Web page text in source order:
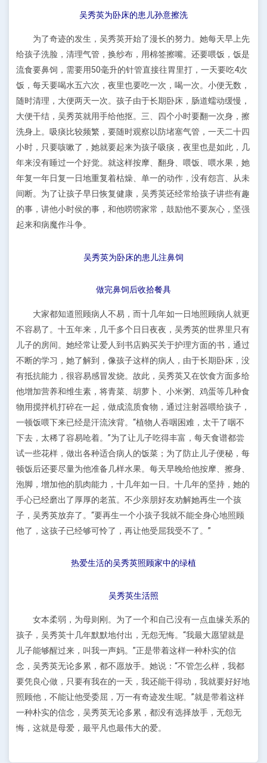
吴秀英为卧床的患儿孙意擦洗
为了奇迹的发生，吴秀英开始了漫长的努力。她每天早上先
给孩子洗脸，清理气管，换纱布，用棉签擦嘴。还要喂饭，饭是
流食要鼻饲，需要用50毫升的针管直接往胃里打，一天要吃4次
饭，每天要喝水五六次，夜里也要吃一次，喝一次。小便无数，
随时清理，大便两天一次。孩子由于长期卧床，肠道蠕动缓慢，
大便干结，吴秀英就用手给他抠。三、四个小时要翻一次身，擦
洗身上。吸痰比较频繁，要随时观察以防堵塞气管，一天二十四
小时，只要咳嗽了，她就要起来为孩子吸痰，夜里也是如此，几
年来没有睡过一个好觉。就这样按摩、翻身、喂饭、喂水果，她
年复一年日复一日地重复着枯燥、单一的动作，没有怨言、从未
间断。为了让孩子早日恢复健康，吴秀英还经常给孩子讲些有趣
的事，讲他小时侯的事，和他唠唠家常，鼓励他不要灰心，坚强
起来和病魔作斗争。
吴秀英为卧床的患儿注鼻饲
做完鼻饲后收拾餐具
大家都知道照顾病人不易，而十几年如一日地照顾病人就更
不容易了。十五年来，几千多个日日夜夜，吴秀英的世界里只有
儿子的房间。她经常让爱人到书店购买关于护理方面的书，通过
不断的学习，她了解到，像孩子这样的病人，由于长期卧床，没
有抵抗能力，很容易感冒发烧。故此，吴秀英又在饮食方面多给
他增加营养和维生素，将青菜、胡萝卜、小米粥、鸡蛋等几种食
物用搅拌机打碎在一起，做成流质食物，通过注射器喂给孩子，
一顿饭喂下来已经是汗流浃背。“植物人吞咽困难，太干了咽不
下去，太稀了容易呛着。”为了让儿子吃得丰富，每天食谱都尝
试一些花样，做出各种适合病人的饭菜；为了防止儿子便秘，每
顿饭后还要尽量为他准备几样水果。每天早晚给他按摩、擦身、
泡脚，增加他的肌肉能力，十几年如一日。十几年的坚持，她的
手心已经磨出了厚厚的老茧。不少亲朋好友劝解她再生一个孩
子，吴秀英放弃了。“要再生一个小孩子我就不能全身心地照顾
他了，这孩子已经够可怜了，再让他受屈我受不了。”
热爱生活的吴秀英照顾家中的绿植
吴秀英生活照
女本柔弱，为母则刚。为了一个和自己没有一点血缘关系的
孩子，吴秀英十几年默默地付出，无怨无悔。“我最大愿望就是
儿子能够醒过来，叫我一声妈。”正是带着这样一种朴实的信
念，吴秀英无论多累，都不愿放手。她说：“不管怎么样，我都
要凭良心做，只要有我在的一天，我还能干得动，我就要好好地
照顾他，不能让他受委屈，万一有奇迹发生呢。”就是带着这样
一种朴实的信念，吴秀英无论多累，都没有选择放手，无怨无
悔，这就是母爱，最平凡也最伟大的爱。